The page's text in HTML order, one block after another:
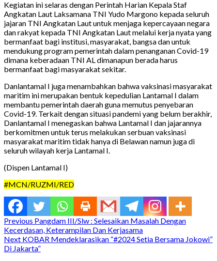
Kegiatan ini selaras dengan Perintah Harian Kepala Staf
Angkatan Laut Laksamana TNI Yudo Margono kepada seluruh
jajaran TNI Angkatan Laut untuk menjaga kepercayaan negara
dan rakyat kepada TNI Angkatan Laut melalui kerja nyata yang
bermanfaat bagi institusi, masyarakat, bangsa dan untuk
mendukung program pemerintah dalam penanganan Covid-19
dimana keberadaan TNI AL dimanapun berada harus
bermanfaat bagi masyarakat sekitar.
Danlantamal I juga menambahkan bahwa vaksinasi masyarakat
maritim ini merupakan bentuk kepedulian Lantamal I dalam
membantu pemerintah daerah guna memutus penyebaran
Covid-19. Terkait dengan situasi pandemi yang belum berakhir,
Danlantamal I menegaskan bahwa Lantamal I dan jajarannya
berkomitmen untuk terus melakukan serbuan vaksinasi
masyarakat maritim tidak hanya di Belawan namun juga di
seluruh wilayah kerja Lantamal I.
(Dispen Lantamal I)
#MCN/RUZMI/RED
Continue
Reading
Previous Pangdam III/Slw : Selesaikan Masalah Dengan
Kecerdasan, Keterampilan Dan Kerjasama
Next KOBAR Mendeklarasikan “#2024 Setia Bersama Jokowi”
Di Jakarta”